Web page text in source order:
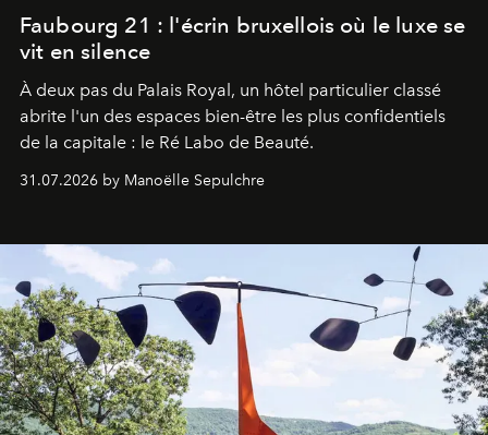
Faubourg 21 : l'écrin bruxellois où le luxe se
vit en silence
À deux pas du Palais Royal, un hôtel particulier classé
abrite l'un des espaces bien-être les plus confidentiels
de la capitale : le Ré Labo de Beauté.
31.07.2026 by Manoëlle Sepulchre